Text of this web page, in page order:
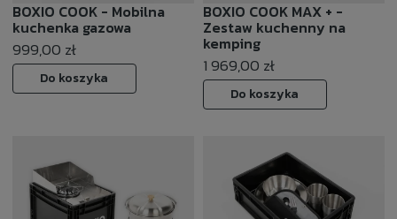
BOXIO COOK - Mobilna
kuchenka gazowa
999,00 zł
Do koszyka
BOXIO COOK MAX + -
Zestaw kuchenny na
kemping
1 969,00 zł
Do koszyka